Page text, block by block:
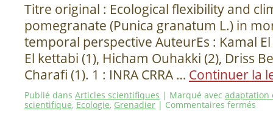
Titre original : Ecological flexibility and
pomegranate (Punica granatum L.) in
temporal perspective AuteurEs : Kamal El
El kettabi (1), Hicham Ouhakki (2), Driss
Charafi (1). 1 : INRA CRRA … Continuer la
Publié dans Articles scientifiques | Marqué avec adaptation
scientifique, Ecologie, Grenadier | Commentaires fermés